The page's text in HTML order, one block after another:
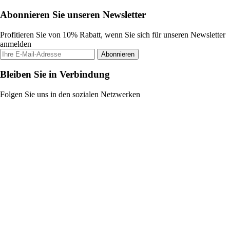
Abonnieren Sie unseren Newsletter
Profitieren Sie von 10% Rabatt, wenn Sie sich für unseren Newsletter
anmelden
Abonnieren
Bleiben Sie in Verbindung
Folgen Sie uns in den sozialen Netzwerken